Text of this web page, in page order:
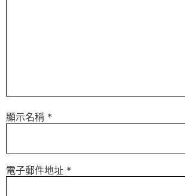
顯示名稱 *
電子郵件地址 *